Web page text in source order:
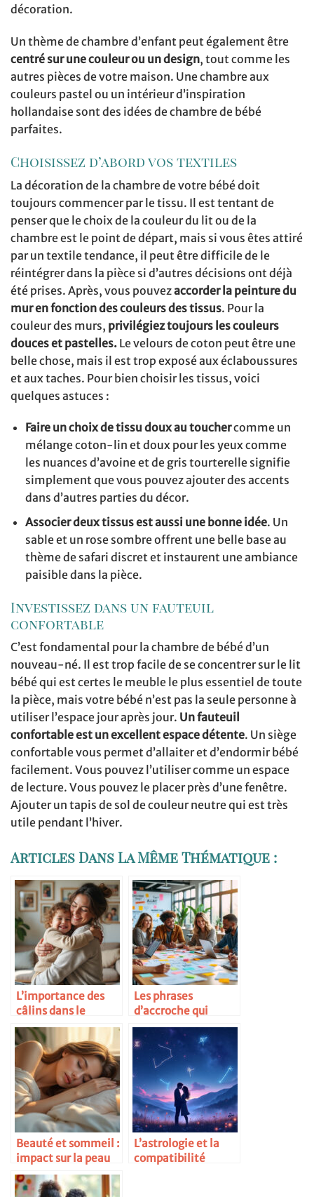
décoration.
Un thème de chambre d’enfant peut également être
centré sur une couleur ou un design, tout comme les
autres pièces de votre maison. Une chambre aux
couleurs pastel ou un intérieur d’inspiration
hollandaise sont des idées de chambre de bébé
parfaites.
Choisissez d’abord vos textiles
La décoration de la chambre de votre bébé doit
toujours commencer par le tissu. Il est tentant de
penser que le choix de la couleur du lit ou de la
chambre est le point de départ, mais si vous êtes attiré
par un textile tendance, il peut être difficile de le
réintégrer dans la pièce si d’autres décisions ont déjà
été prises. Après, vous pouvezaccorder la peinture du
mur en fonction des couleurs des tissus. Pour la
couleur des murs, privilégiez toujours les couleurs
douces et pastelles. Le velours de coton peut être une
belle chose, mais il est trop exposé aux éclaboussures
et aux taches. Pour bien choisir les tissus, voici
quelques astuces :
Faire un choix de tissu doux au touchercomme un
mélange coton-lin et doux pour les yeux comme
les nuances d’avoine et de gris tourterelle signifie
simplement que vous pouvez ajouter des accents
dans d’autres parties du décor.
Associer deux tissus est aussi une bonne idée. Un
sable et un rose sombre offrent une belle base au
thème de safari discret et instaurent une ambiance
paisible dans la pièce.
Investissez dans un fauteuil
confortable
C’est fondamental pour la chambre de bébé d’un
nouveau-né. Il est trop facile de se concentrer sur le lit
bébé qui est certes le meuble le plus essentiel de toute
la pièce, mais votre bébé n’est pas la seule personne à
utiliser l’espace jour après jour. Un fauteuil
confortable est un excellent espace détente. Un siège
confortable vous permet d’allaiter et d’endormir bébé
facilement. Vous pouvez l’utiliser comme un espace
de lecture. Vous pouvez le placer près d’une fenêtre.
Ajouter un tapis de sol de couleur neutre qui est très
utile pendant l’hiver.
Articles Dans La Même Thématique :
L’importance des
câlins dans le
développement
Les phrases
d’accroche qui
marchent vraiment
Beauté et sommeil :
impact sur la peau
L’astrologie et la
compatibilité